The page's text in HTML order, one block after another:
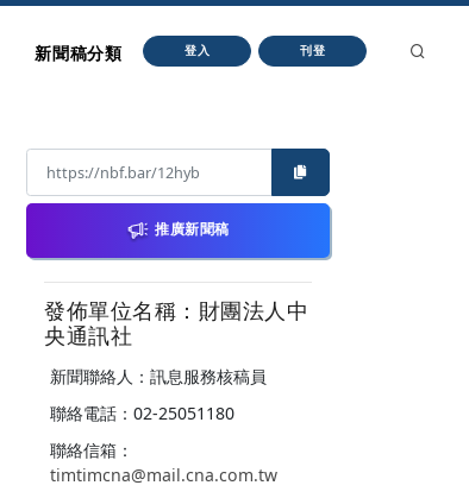
新聞稿分類 登入 刊登
推廣新聞稿
發佈單位名稱：財團法人中
央通訊社
新聞聯絡人：訊息服務核稿員
聯絡電話：02-25051180
聯絡信箱：
timtimcna@mail.cna.com.tw